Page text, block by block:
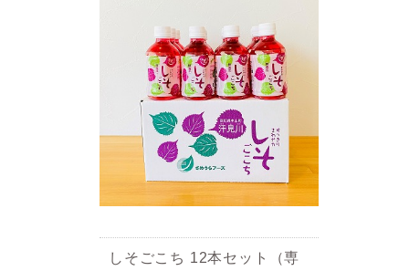
しそごこち 12本セット（専